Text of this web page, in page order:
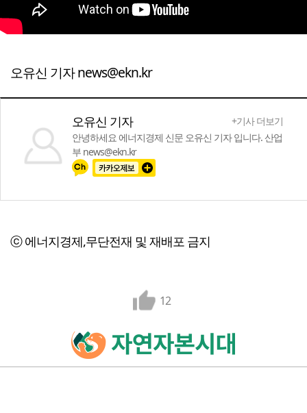
오유신 기자 news@ekn.kr
오유신 기자
+기사 더보기
안녕하세요 에너지경제 신문 오유신 기자 입니다. 산업
부 news@ekn.kr
ⓒ 에너지경제,무단전재 및 재배포 금지
12